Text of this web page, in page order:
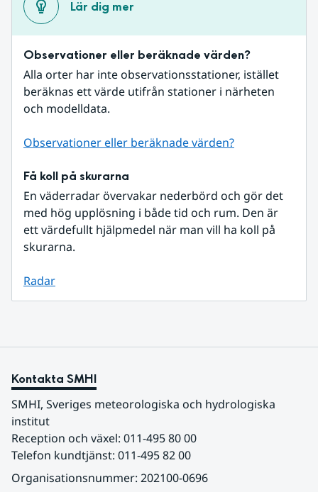
Lär dig mer
Observationer eller beräknade värden?
Alla orter har inte observationsstationer, istället
beräknas ett värde utifrån stationer i närheten
och modelldata.
Observationer eller beräknade värden?
Få koll på skurarna
En väderradar övervakar nederbörd och gör det
med hög upplösning i både tid och rum. Den är
ett värdefullt hjälpmedel när man vill ha koll på
skurarna.
Radar
Kontakta SMHI
SMHI, Sveriges meteorologiska och hydrologiska
institut
Reception och växel: 011-495 80 00
Telefon kundtjänst: 011-495 82 00
Organisationsnummer: 202100-0696